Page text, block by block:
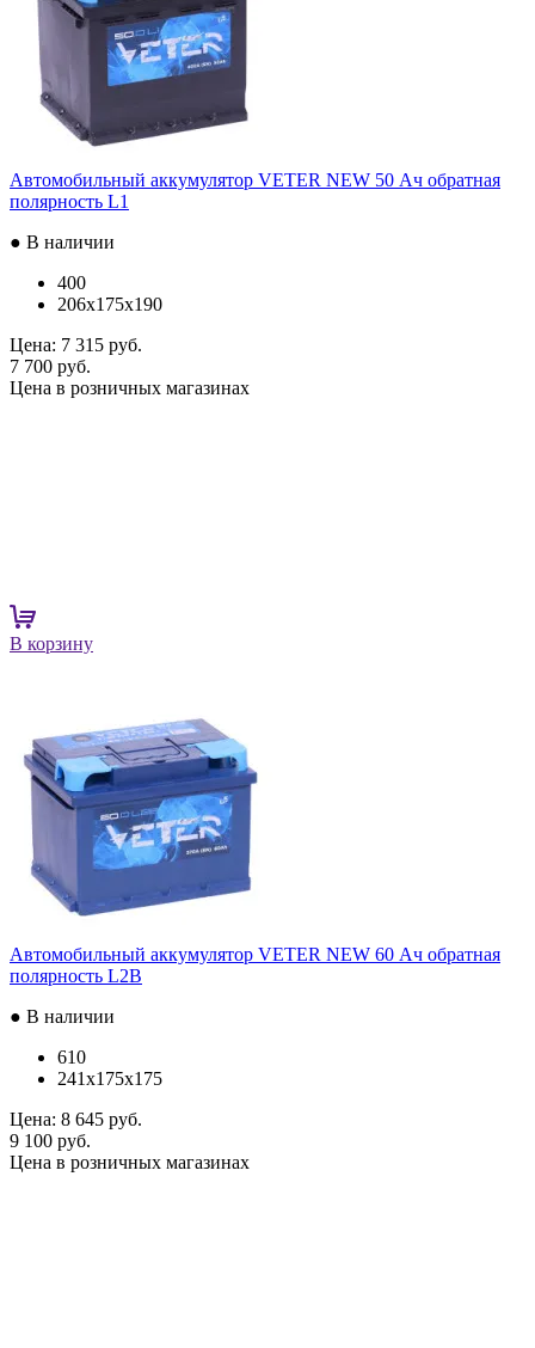
Автомобильный аккумулятор VETER NEW 50 Ач обратная
полярность L1
● В наличии
400
206x175x190
Цена: 7 315 руб.
7 700 руб.
Цена в розничных магазинах
В корзину
Автомобильный аккумулятор VETER NEW 60 Ач обратная
полярность L2B
● В наличии
610
241x175x175
Цена: 8 645 руб.
9 100 руб.
Цена в розничных магазинах